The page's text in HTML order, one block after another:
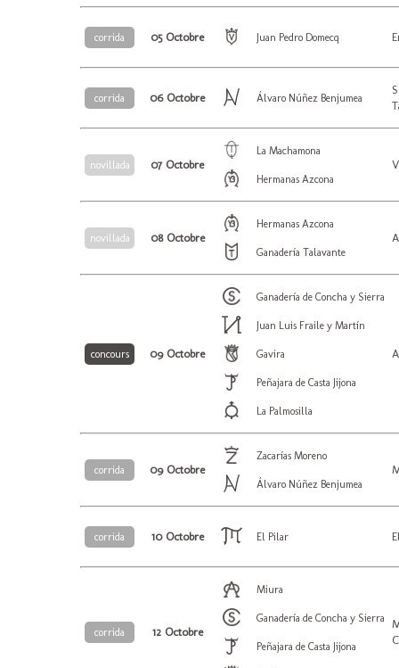
corrida 05 Octobre Juan Pedro Domecq
corrida 06 Octobre Álvaro Núñez Benjumea
novillada 07 Octobre
La Machamona
Hermanas Azcona
novillada 08 Octobre
Hermanas Azcona
Ganadería Talavante
concours 09 Octobre
Ganadería de Concha y Sierra
Juan Luis Fraile y Martín
Gavira
Peñajara de Casta Jijona
La Palmosilla
corrida 09 Octobre
Zacarías Moreno
Álvaro Núñez Benjumea
corrida 10 Octobre El Pilar
corrida 12 Octobre
Miura
Ganadería de Concha y Sierra
Peñajara de Casta Jijona